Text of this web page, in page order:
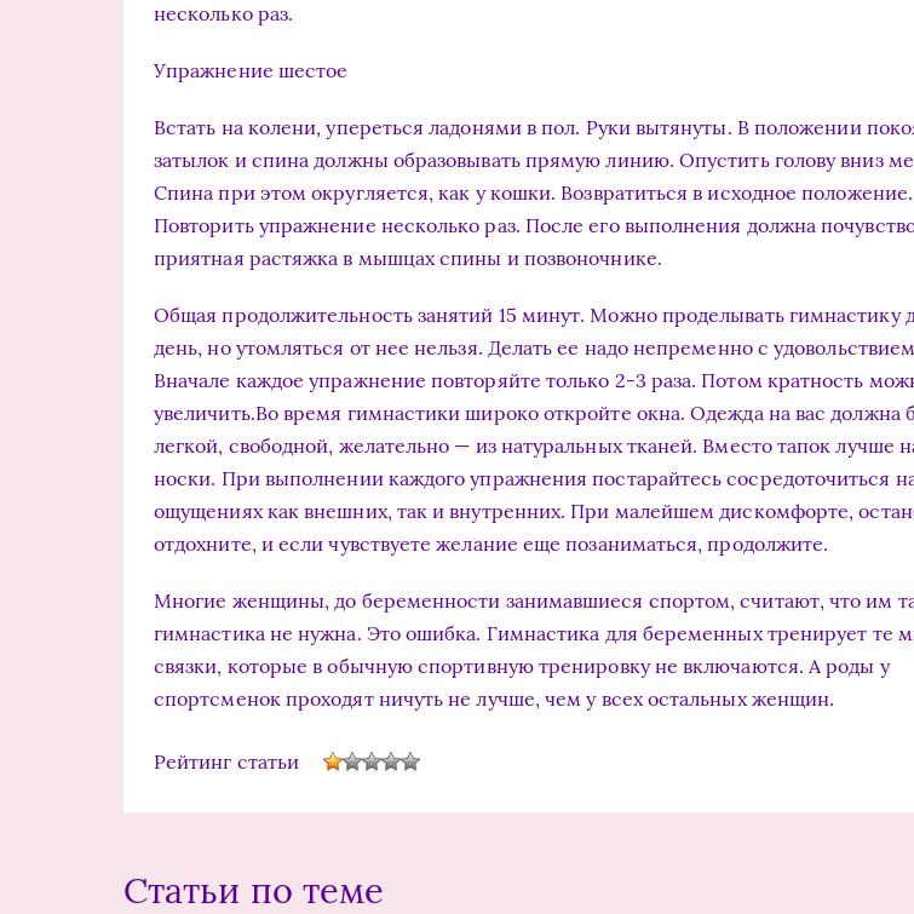
несколько раз.
Упражнение шестое
Встать на колени, упереться ладонями в пол. Руки вытянуты. В положении
затылок и спина должны образовывать прямую линию. Опустить голову вниз
Спина при этом округляется, как у кошки. Возвратиться в исходное положение.
Повторить упражнение несколько раз. После его выполнения должна
приятная растяжка в мышцах спины и позвоночнике.
Общая продолжительность занятий 15 минут. Можно проделывать гимнастику
день, но утомляться от нее нельзя. Делать ее надо непременно с
Вначале каждое упражнение повторяйте только 2-3 раза. Потом кратность
увеличить.Во время гимнастики широко откройте окна. Одежда на вас должна
легкой, свободной, желательно — из натуральных тканей. Вместо тапок лучше
носки. При выполнении каждого упражнения постарайтесь сосредоточиться
ощущениях как внешних, так и внутренних. При малейшем дискомфорте,
отдохните, и если чувствуете желание еще позаниматься, продолжите.
Многие женщины, до беременности занимавшиеся спортом, считают, что им
гимнастика не нужна. Это ошибка. Гимнастика для беременных тренирует те
связки, которые в обычную спортивную тренировку не включаются. А роды у
спортсменок проходят ничуть не лучше, чем у всех остальных женщин.
Рейтинг статьи
Статьи по теме